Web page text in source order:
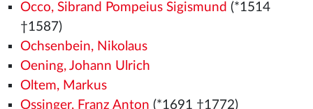
Occo, Sibrand Pompeius Sigismund (*1514
†1587)
Ochsenbein, Nikolaus
Oening, Johann Ulrich
Oltem, Markus
Ossinger, Franz Anton (*1691 †1772)